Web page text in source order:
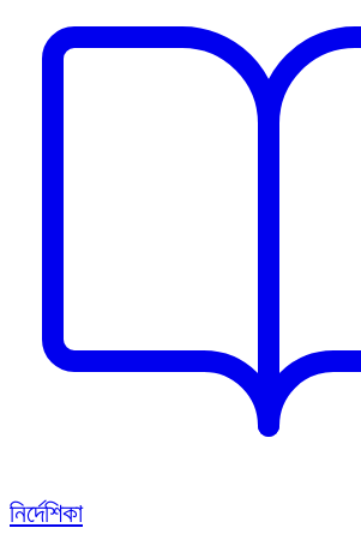
নির্দেশিকা